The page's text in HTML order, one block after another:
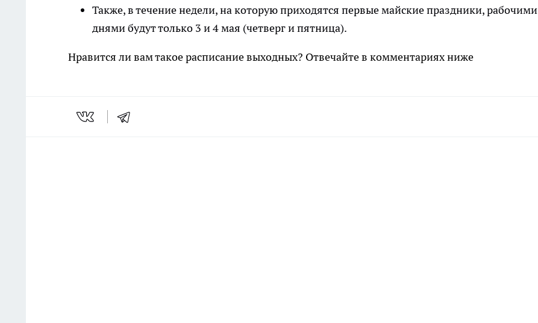
Также, в течение недели, на которую приходятся первые майские праздники, рабочими
днями будут только 3 и 4 мая (четверг и пятница).
Нравится ли вам такое расписание выходных? Отвечайте в комментариях ниже